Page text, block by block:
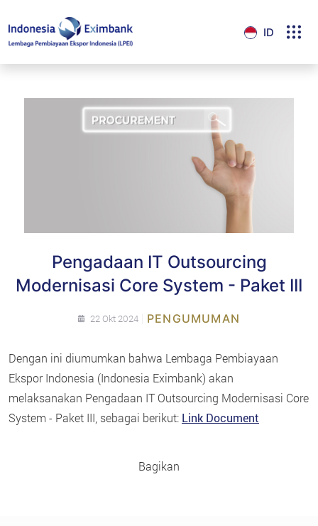
ID
Pengadaan IT Outsourcing
Modernisasi Core System - Paket III
22 Okt 2024 PENGUMUMAN
Bagikan
Dengan ini diumumkan bahwa Lembaga Pembiayaan
Ekspor Indonesia (Indonesia Eximbank) akan
melaksanakan Pengadaan IT Outsourcing Modernisasi Core
System - Paket III, sebagai berikut: Link Document